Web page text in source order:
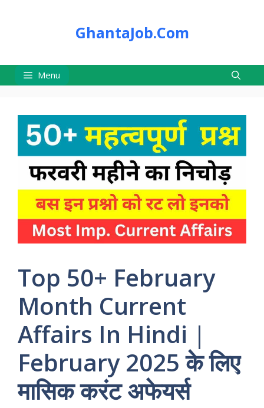
GhantaJob.Com
Menu
Top 50+ February
Month Current
Affairs In Hindi |
February 2025 के लिए
मासिक करंट अफेयर्स